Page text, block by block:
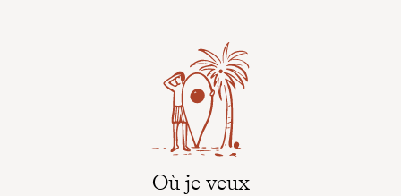
Où je veux